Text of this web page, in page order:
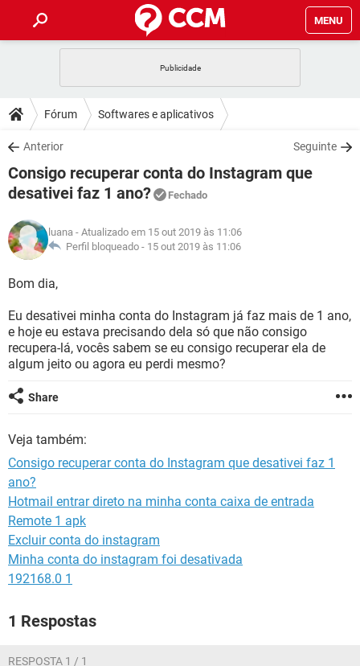
MENU
CELULAR FACEBOOK
OUTLOOK
INSTAGRAM GMAIL
GUIA DE COMPRAS
DICAS
JOGOS WHATSAPP
OUTLOOK
GUIA DE COMPRAS
DOWNLOADS
JOGOS WHATSAPP
CELULAR FACEBOOK
OUTLOOK EXCEL
INSTAGRAM
GUIA DE COMPRAS
FÓRUM
CELULAR FACEBOOK
GUIA DE COMPRAS
GLOSSÁRIO
JOGOS
CELULAR
OUTLOOK EXCEL
INSTAGRAM GMAIL
GUIA DE COMPRAS
Fórum Softwares e aplicativos
Anterior Seguinte
Consigo recuperar conta do Instagram que
desativei faz 1 ano?
Fechado
luana - Atualizado em 15 out 2019 às 11:06
Perfil bloqueado - 15 out 2019 às 11:06
Bom dia,
Eu desativei minha conta do Instagram já faz mais de 1 ano,
e hoje eu estava precisando dela só que não consigo
recupera-lá, vocês sabem se eu consigo recuperar ela de
algum jeito ou agora eu perdi mesmo?
Share
Veja também:
Consigo recuperar conta do Instagram que desativei faz 1
ano?
Hotmail entrar direto na minha conta caixa de entrada
Remote 1 apk
Excluir conta do instagram
Minha conta do instagram foi desativada
192168.0 1
1 Respostas
RESPOSTA 1 / 1